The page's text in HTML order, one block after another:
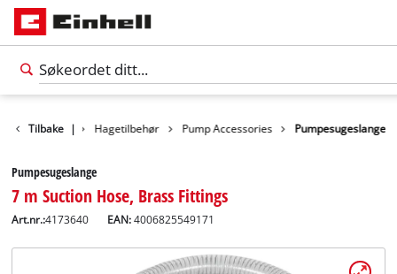
Tilbake |
Tilbehør Hagetilbehør Pump Accessories Pumpesugeslange
Pumpesugeslange
7 m Suction Hose, Brass Fittings
Art.nr.:4173640 EAN:4006825549171